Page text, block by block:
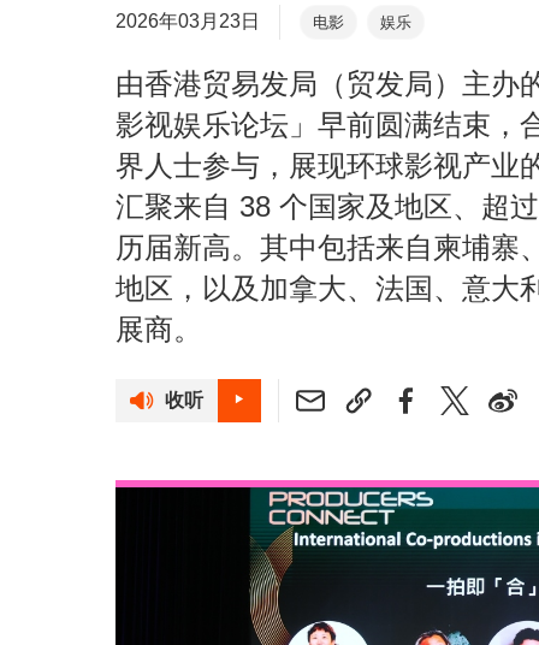
2026年03月23日 电影 娱乐
由香港贸易发局（贸发局）主办
影视娱乐论坛」早前圆满结束，
界人士参与，展现环球影视产业
汇聚来自 38 个国家及地区、超
历届新高。其中包括来自柬埔寨
地区，以及加拿大、法国、意大
展商。
收听